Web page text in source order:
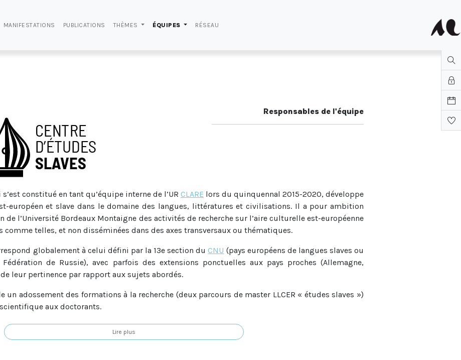
MANIFESTATIONS PUBLICATIONS THÈMES ÉQUIPES RÉSEAU
Responsables de l'équipe
s’est constitué en tant qu’équipe interne de l’UR CLARE lors du quinquennal 2015-2020, développe
européen et slave dans le domaine des langues, littératures et civilisations. Il a pour ambition
l’Université Bordeaux Montaigne des activités de recherche sur l’aire culturelle est-européenne
telles, et non disséminées dans des axes transversaux ou thématiques.
globalement à celui défini par la 13e section du CNU (pays européens de langues slaves ou
de Russie), avec parfois des extensions ponctuelles aux pays proches (Allemagne,
leur pertinence par rapport aux sujets abordés.
un adossement des formations à la recherche (deux parcours de master LLCER « études slaves »)
aux doctorants.
slavesfait partie du GDR « Empire russe, URSS et monde postsoviétique » (
Lire plus